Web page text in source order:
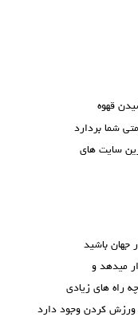
قهوه
شما بردارد
سایت های
جهان باشید
راه های زیادی
ورزش کردن وجود دارد